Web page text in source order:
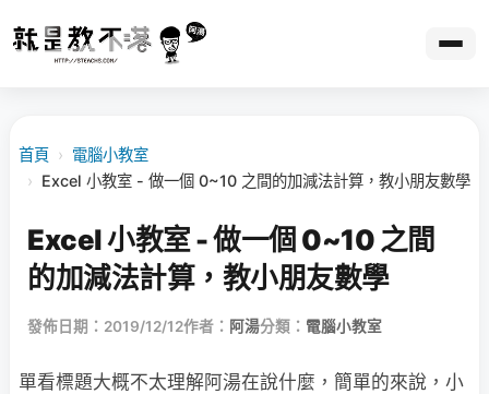
首頁 › 電腦小教室
› Excel 小教室 - 做一個 0~10 之間的加減法計算，教小朋友數學
Excel 小教室 - 做一個 0~10 之間
的加減法計算，教小朋友數學
發佈日期：2019/12/12作者： 阿湯分類： 電腦小教室
單看標題大概不太理解阿湯在說什麼，簡單的來說，小